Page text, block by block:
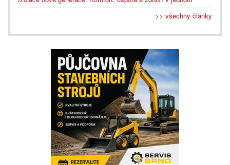
>> všechny články